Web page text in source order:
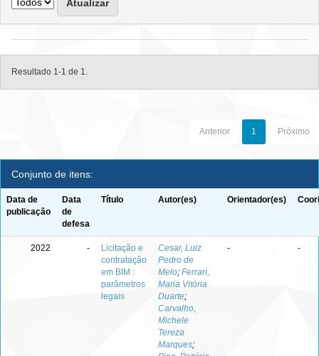
Resultado 1-1 de 1.
Anterior 1 Próximo
Conjunto de itens:
Data de
publicação
Data
de
defesa
Título Autor(es) Orientador(es)
2022 -
Licitação e
contratação
em BIM :
parâmetros
legais
Cesar, Luiz
Pedro de
Melo; Ferrari,
Maria Vitória
Duarte;
Carvalho,
Michele
Tereza
Marques;
- -